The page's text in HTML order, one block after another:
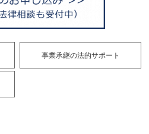
事業承継の法的サポート